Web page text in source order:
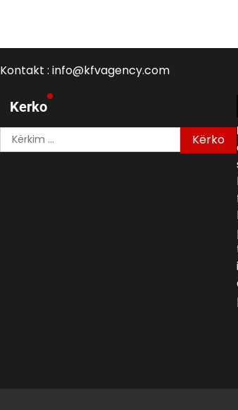
Kontakt : info@kfvagency.com
Kerko
Kërko
për: